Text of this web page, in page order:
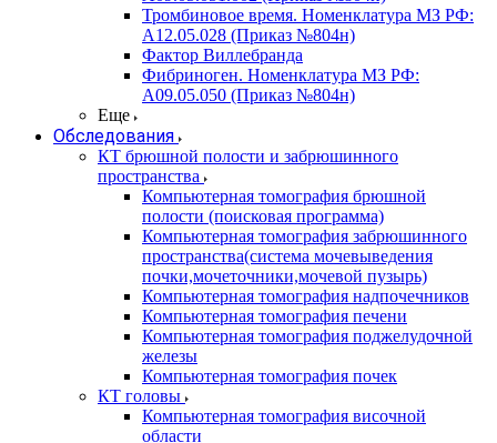
Тромбиновое время. Номенклатура МЗ РФ:
A12.05.028 (Приказ №804н)
Фактор Виллебранда
Фибриноген. Номенклатура МЗ РФ:
A09.05.050 (Приказ №804н)
Еще
Обследования
КТ брюшной полости и забрюшинного
пространства
Компьютерная томография брюшной
полости (поисковая программа)
Компьютерная томография забрюшинного
пространства(система мочевыведения
почки,мочеточники,мочевой пузырь)
Компьютерная томография надпочечников
Компьютерная томография печени
Компьютерная томография поджелудочной
железы
Компьютерная томография почек
КТ головы
Компьютерная томография височной
области